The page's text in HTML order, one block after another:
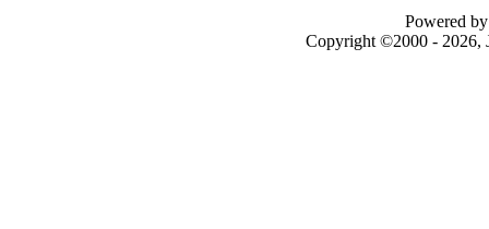
Powered
Copyright ©2000 - 2026,